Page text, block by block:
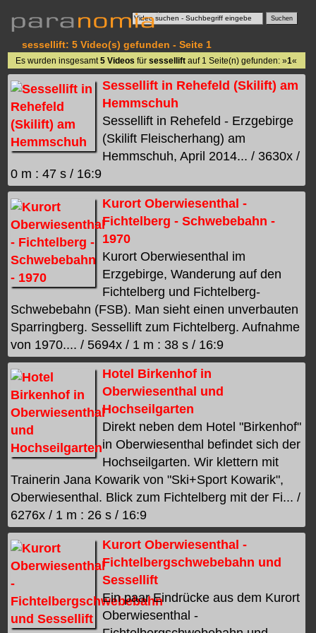
sessellift: 5 Video(s) gefunden - Seite 1
Es wurden insgesamt5 Videos fürsessellift auf 1 Seite(n) gefunden: »1«
Sessellift in Rehefeld (Skilift) am
Hemmschuh
Sessellift in Rehefeld - Erzgebirge
(Skilift Fleischerhang) am
Hemmschuh, April 2014... / 3630x /
0 m : 47 s / 16:9
Kurort Oberwiesenthal -
Fichtelberg - Schwebebahn -
1970
Kurort Oberwiesenthal im
Erzgebirge, Wanderung auf den
Fichtelberg und Fichtelberg-
Schwebebahn (FSB). Man sieht einen unverbauten
Sparringberg. Sessellift zum Fichtelberg. Aufnahme
von 1970.... / 5694x / 1 m : 38 s / 16:9
Hotel Birkenhof in
Oberwiesenthal und
Hochseilgarten
Direkt neben dem Hotel "Birkenhof"
in Oberwiesenthal befindet sich der
Hochseilgarten. Wir klettern mit
Trainerin Jana Kowarik von "Ski+Sport Kowarik",
Oberwiesenthal. Blick zum Fichtelberg mit der Fi... /
6276x / 1 m : 26 s / 16:9
Kurort Oberwiesenthal -
Fichtelbergschwebebahn und
Sessellift
Ein paar Eindrücke aus dem Kurort
Oberwiesenthal -